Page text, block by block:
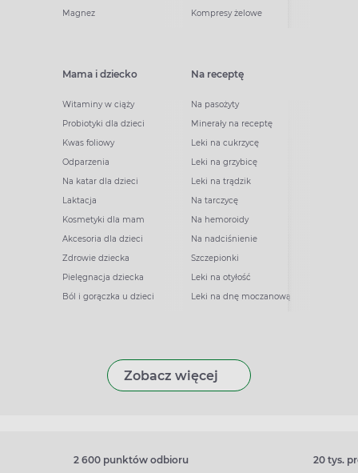
Magnez
Kompresy żelowe
Mama i dziecko
Witaminy w ciąży
Probiotyki dla dzieci
Kwas foliowy
Odparzenia
Na katar dla dzieci
Laktacja
Kosmetyki dla mam
Akcesoria dla dzieci
Zdrowie dziecka
Pielęgnacja dziecka
Ból i gorączka u dzieci
Na receptę
Na pasożyty
Minerały na receptę
Leki na cukrzycę
Leki na grzybicę
Leki na trądzik
Na tarczycę
Na hemoroidy
Na nadciśnienie
Szczepionki
Leki na otyłość
Leki na dnę moczanową
Zobacz więcej
2 600 punktów odbioru 20 tys.